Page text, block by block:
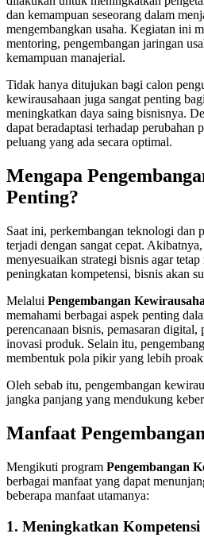
dan kemampuan seseorang dalam
mengembangkan usaha. Kegiatan ini
mentoring, pengembangan jaringan
kemampuan manajerial.
Tidak hanya ditujukan bagi calon
kewirausahaan juga sangat penting
meningkatkan daya saing bisnisnya.
dapat beradaptasi terhadap perubahan
peluang yang ada secara optimal.
Mengapa
Penting?
Saat ini, perkembangan teknologi dan
terjadi dengan sangat cepat.
menyesuaikan strategi bisnis agar
peningkatan kompetensi, bisnis akan
Melalui Pengembangan
memahami berbagai aspek penting
perencanaan bisnis, pemasaran digital,
inovasi produk. Selain itu,
membentuk pola pikir yang lebih
Oleh sebab itu, pengembangan
jangka panjang yang mendukung
Manfaat
Mengikuti program Pengembangan
berbagai manfaat yang dapat
beberapa manfaat utamanya:
1. Meningkatkan Kompetensi